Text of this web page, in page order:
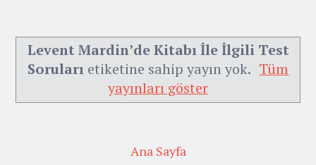
Levent Mardin’de Kitabı İle İlgili Test
Sorularıetiketine sahip yayın yok. Tüm
yayınları göster
Ana Sayfa